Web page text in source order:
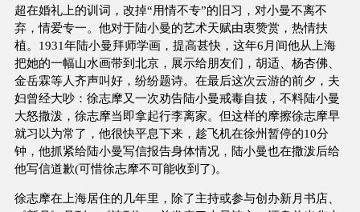
超在婚礼上的训词，改掉“用情不专”的旧习，对小曼不离不
弃，情爱专一。他对于陆小曼的艺术天赋由衷赞赏，热情扶
植。1931年陆小曼拜师学画，提高甚快，这年6月间他从上海
把她的一幅山水画带到北京，展示给朋友们，胡适、杨杏佛、
金岳霖等人齐声叫好，纷纷题诗。在最后这次云游的前夕，夫
妇曾经大吵：徐志摩又一次劝告陆小曼戒毒自拔，不料陆小曼
大怒撒泼，徐志摩当即拿起行李离家。但这样的摩擦徐志摩早
就习以为常了，他很快平息下来，趁飞机在徐州暂停的10分
钟，他抓紧给陆小曼写信报告身体情况，陆小曼也在撒泼后给
他写信道歉(可惜徐志摩不可能收到了)。
徐志摩在上海居住的几年里，除了主持或参与创办新月书店、